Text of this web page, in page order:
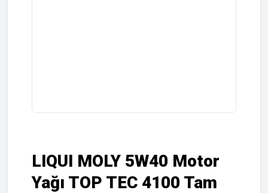
LIQUI MOLY 5W40 Motor
Yağı TOP TEC 4100 Tam